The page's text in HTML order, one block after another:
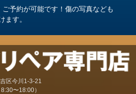
予約が可能です！傷の写真なども
ます。
区今川1-3-21
8:30〜18:00）